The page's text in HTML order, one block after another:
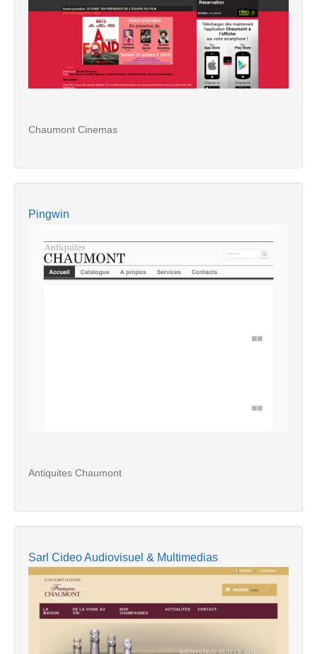
Chaumont Cinemas
Pingwin
Antiquites Chaumont
Sarl Cideo Audiovisuel & Multimedias